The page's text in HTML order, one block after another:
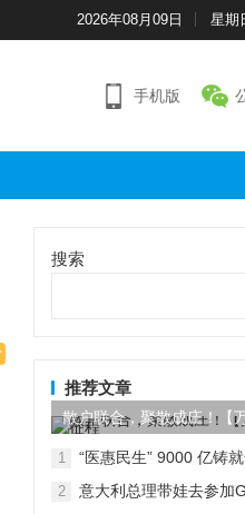
2026年08月09日 星期
手机版
搜索
推荐文章
散户联合，聚散成庄！【
新征程
1
“医惠民生” 9000 亿铸
2
意大利总理带娃去参加